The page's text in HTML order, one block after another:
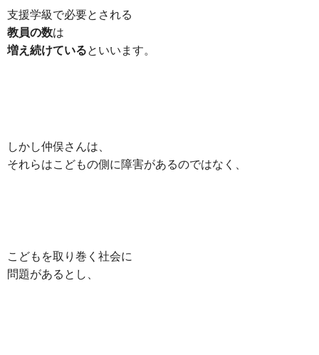
支援学級で必要とされる
教員の数は
増え続けているといいます。
しかし仲俣さんは、
それらはこどもの側に障害があるのではなく、
こどもを取り巻く社会に
問題があるとし、